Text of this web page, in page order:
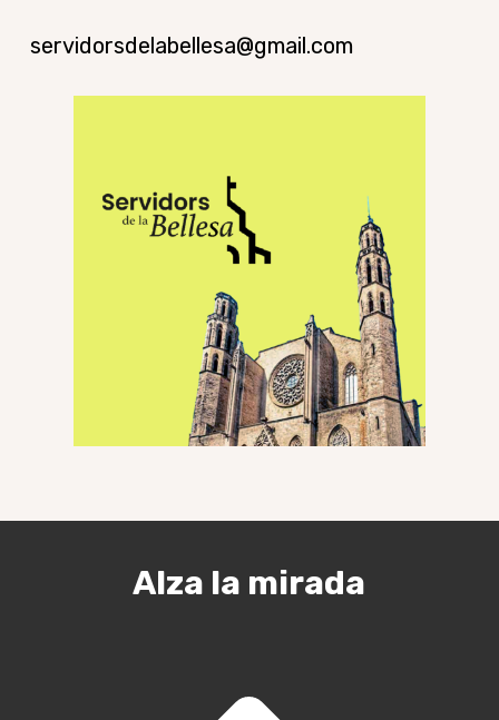
servidorsdelabellesa@gmail.com
Alza la mirada